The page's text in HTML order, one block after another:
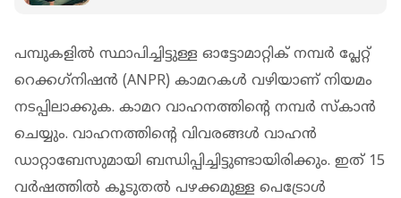
പമ്പുകളില്‍ സ്ഥാപിച്ചിട്ടുള്ള ഓട്ടോമാറ്റിക് നമ്പര്‍ പ്ലേറ്റ്
റെക്കഗ്‌നിഷന്‍ (ANPR) കാമറകള്‍ വഴിയാണ് നിയമം
നടപ്പിലാക്കുക. കാമറ വാഹനത്തിന്റെ നമ്പർ സ്കാൻ
ചെയ്യും. വാഹനത്തിന്റെ വിവരങ്ങൾ വാഹന്‍
ഡാറ്റാബേസുമായി ബന്ധിപ്പിച്ചിട്ടുണ്ടായിരിക്കും. ഇത് 15
വര്‍ഷത്തില്‍ കൂടുതല്‍ പഴക്കമുള്ള പെട്രോള്‍